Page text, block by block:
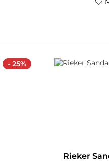
- 25%
Rieker